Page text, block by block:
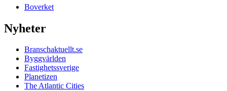
Boverket
Nyheter
Branschaktuellt.se
Byggvärlden
Fastighetssverige
Planetizen
The Atlantic Cities